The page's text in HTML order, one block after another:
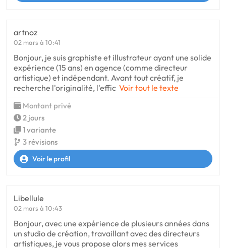
artnoz
02 mars à 10:41
Bonjour, je suis graphiste et illustrateur ayant une solide
expérience (15 ans) en agence (comme directeur
artistique) et indépendant. Avant tout créatif, je
recherche l'originalité, l'effic Voir tout le texte
Montant privé
2 jours
1 variante
3 révisions
Voir le profil
Libellule
02 mars à 10:43
Bonjour, avec une expérience de plusieurs années dans
un studio de création, travaillant avec des directeurs
artistiques, je vous propose alors mes services